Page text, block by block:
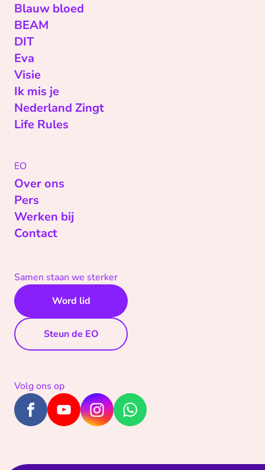
Blauw bloed
BEAM
DIT
Eva
Visie
Ik mis je
Nederland Zingt
Life Rules
EO
Over ons
Pers
Werken bij
Contact
Samen staan we sterker
Word lid
Steun de EO
Volg ons op